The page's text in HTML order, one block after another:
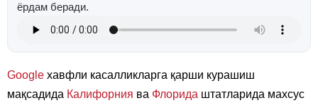
ёрдам беради.
Google хавфли касалликларга қарши курашиш
мақсадида Калифорния ва Флорида штатларида махсус